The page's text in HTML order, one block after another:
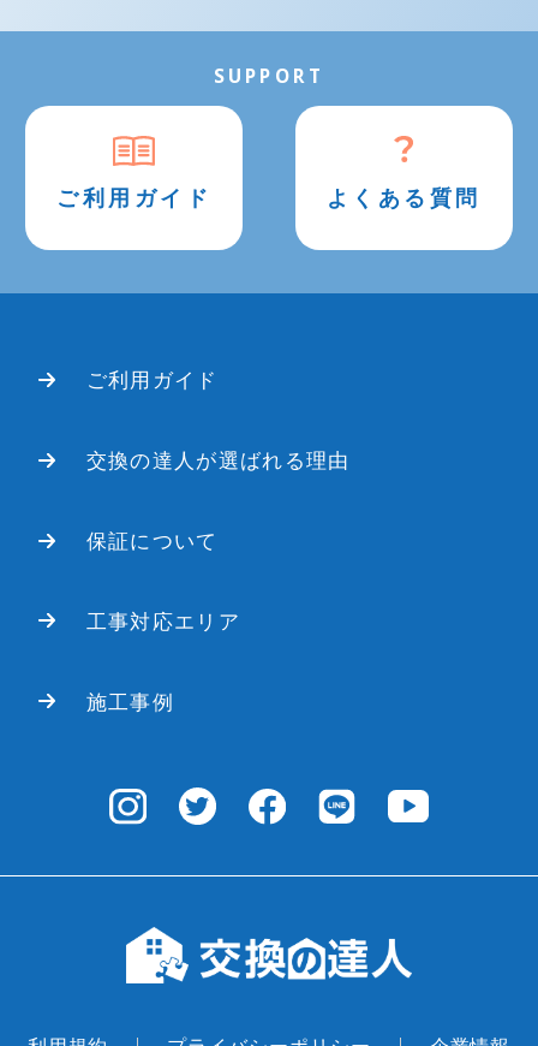
SUPPORT
ご利用ガイド よくある質問
ご利用ガイド
交換の達人が選ばれる理由
保証について
工事対応エリア
施工事例
便器左側の下あたりに記載されていま
給湯器
類が記載されています。